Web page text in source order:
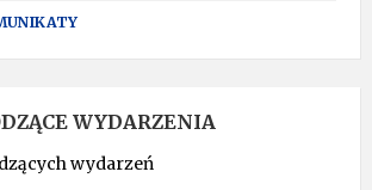
WYDARZENIA
wydarzeń